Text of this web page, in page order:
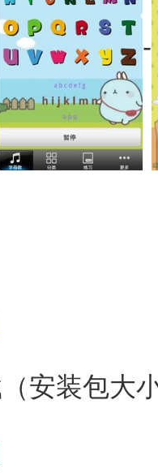
-
安装包大